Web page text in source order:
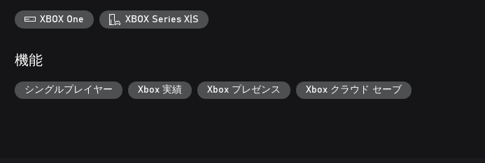
XBOX One XBOX Series X|S
機能
シングルプレイヤー Xbox 実績 Xbox プレゼンス Xbox クラウド セーブ